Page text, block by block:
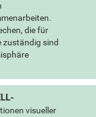
die für
zuständig sind
visueller